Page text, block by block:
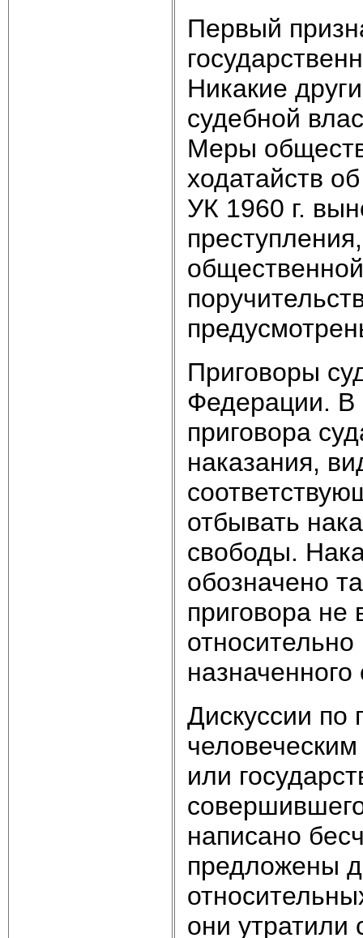
Первый
Никакие
судебной
Меры
ходатайств
УК 1960 г.
Приговоры
Федерации. В
приговора
наказания,
отбывать
свободы.
обозначено
приговора не
Дискуссии по
или
написано
предложены
они утратили